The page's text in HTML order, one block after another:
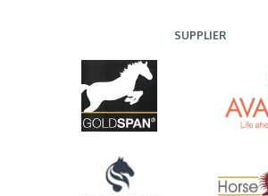
SUPPLIER